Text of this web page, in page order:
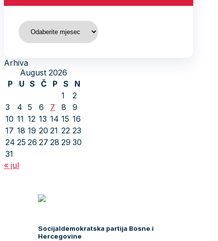
Arhiva
Arhiva
August 2026
P
U S Č P S
N
1
2
3
4 5 6 7 8
9
10 11 12 13 14 15 16
17 18 19 20 21 22 23
24 25 26 27 28 29 30
31
« jul
Socijaldemokratska partija Bosne i
Hercegovine